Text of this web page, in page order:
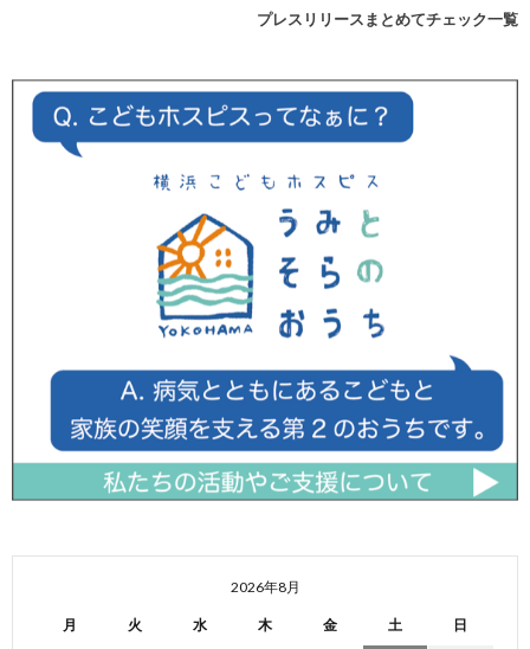
プレスリリースまとめてチェック一覧
2026年8月
月 火 水 木 金 土 日